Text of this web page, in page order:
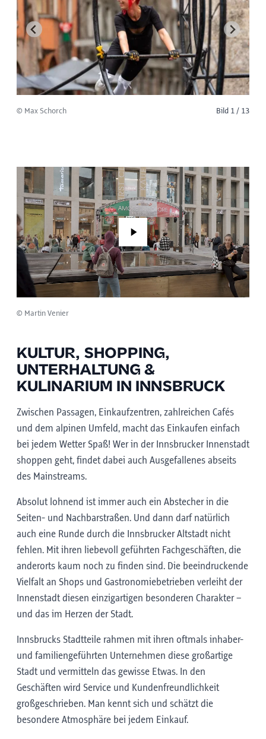
© Max Schorch Bild 1 / 13
Play
© Martin Venier
KULTUR, SHOPPING,
UNTERHALTUNG &
KULINARIUM IN INNSBRUCK
Zwischen Passagen, Einkaufzentren, zahlreichen Cafés
und dem alpinen Umfeld, macht das Einkaufen einfach
bei jedem Wetter Spaß! Wer in der Innsbrucker Innenstadt
shoppen geht, findet dabei auch Ausgefallenes abseits
des Mainstreams.
Absolut lohnend ist immer auch ein Abstecher in die
Seiten- und Nachbarstraßen. Und dann darf natürlich
auch eine Runde durch die Innsbrucker Altstadt nicht
fehlen. Mit ihren liebevoll geführten Fachgeschäften, die
anderorts kaum noch zu finden sind. Die beeindruckende
Vielfalt an Shops und Gastronomiebetrieben verleiht der
Innenstadt diesen einzigartigen besonderen Charakter –
und das im Herzen der Stadt.
Innsbrucks Stadtteile rahmen mit ihren oftmals inhaber-
und familiengeführten Unternehmen diese großartige
Stadt und vermitteln das gewisse Etwas. In den
Geschäften wird Service und Kundenfreundlichkeit
großgeschrieben. Man kennt sich und schätzt die
besondere Atmosphäre bei jedem Einkauf.